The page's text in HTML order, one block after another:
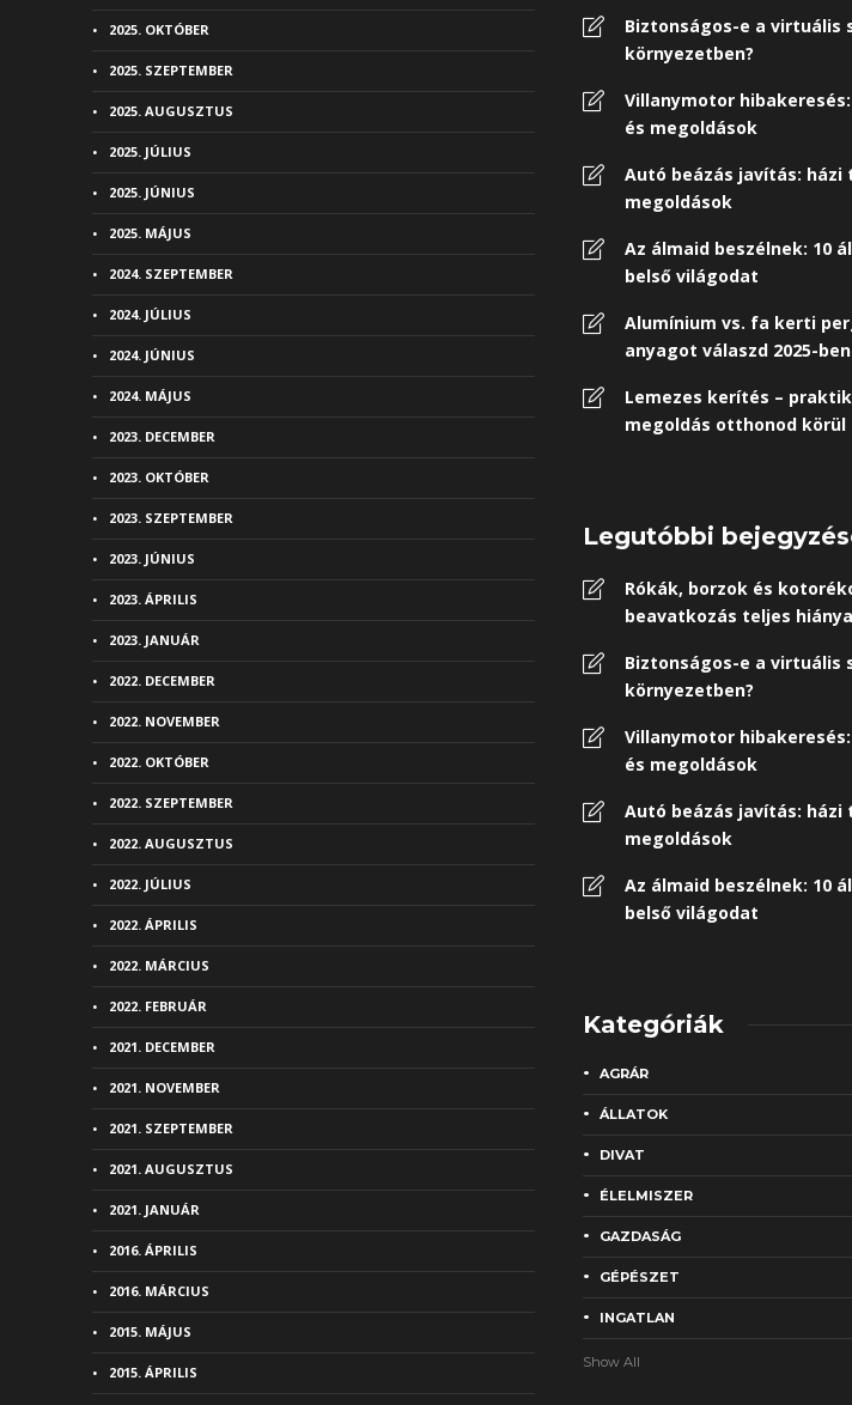
2025. OKTÓBER
2025. SZEPTEMBER
2025. AUGUSZTUS
2025. JÚLIUS
2025. JÚNIUS
2025. MÁJUS
2024. SZEPTEMBER
2024. JÚLIUS
2024. JÚNIUS
2024. MÁJUS
2023. DECEMBER
2023. OKTÓBER
2023. SZEPTEMBER
2023. JÚNIUS
2023. ÁPRILIS
2023. JANUÁR
2022. DECEMBER
2022. NOVEMBER
2022. OKTÓBER
2022. SZEPTEMBER
2022. AUGUSZTUS
2022. JÚLIUS
2022. ÁPRILIS
2022. MÁRCIUS
2022. FEBRUÁR
2021. DECEMBER
2021. NOVEMBER
2021. SZEPTEMBER
2021. AUGUSZTUS
2021. JANUÁR
2016. ÁPRILIS
2016. MÁRCIUS
2015. MÁJUS
2015. ÁPRILIS
Biztonságos-e a virtuális
környezetben?
Villanymotor
és megoldások
Autó beázás javítás:
megoldások
Az álmaid beszélnek: 10
belső világodat
Alumínium vs. fa kerti
anyagot válaszd 2025-ben
Lemezes kerítés –
megoldás otthonod körül
Legutóbbi
Rókák, borzok és
beavatkozás teljes
Biztonságos-e a virtuális
környezetben?
Villanymotor
és megoldások
Autó beázás javítás:
megoldások
Az álmaid beszélnek: 10
belső világodat
Kategóriák
AGRÁR
ÁLLATOK
DIVAT
ÉLELMISZER
GAZDASÁG
GÉPÉSZET
INGATLAN
Show All